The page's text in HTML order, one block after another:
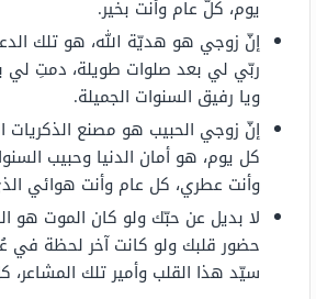
يوم، كلّ عام وأنت بخير.
إنّ زوجي هو هديّة الله، هو تلك
ربّي لي بعد صلوات طويلة، دمتِ لي
ويا رفيق السنوات الجميلة.
إنّ زوجي الحبيب هو مصنع الذكريات
كل يوم، هو أمان الدنيا وحبيب
وأنت عطري، كل عام وأنت هوائي
لا بديل عن حبّك ولو كان الموت هو
حضور قلبك ولو كانت آخر لحظة في
سيّد هذا القلب وأمير تلك المشاعر،